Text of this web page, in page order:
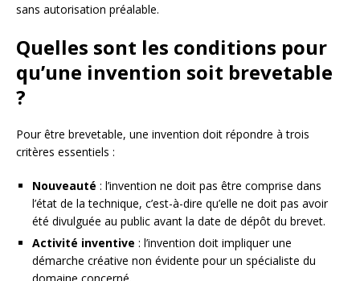
sans autorisation préalable.
Quelles sont les conditions pour
qu’une invention soit brevetable
?
Pour être brevetable, une invention doit répondre à trois
critères essentiels :
Nouveauté : l’invention ne doit pas être comprise dans
l’état de la technique, c’est-à-dire qu’elle ne doit pas avoir
été divulguée au public avant la date de dépôt du brevet.
Activité inventive : l’invention doit impliquer une
démarche créative non évidente pour un spécialiste du
domaine concerné.